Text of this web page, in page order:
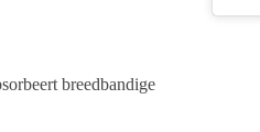
breedbandige